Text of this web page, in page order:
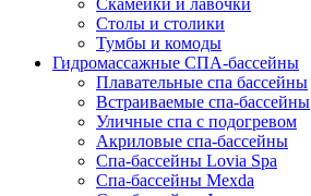
Скамейки и лавочки
Столы и столики
Тумбы и комоды
Гидромассажные СПА-бассейны
Плавательные спа бассейны
Встраиваемые спа-бассейны
Уличные спа с подогревом
Акриловые спа-бассейны
Спа-бассейны Lovia Spa
Спа-бассейны Mexda